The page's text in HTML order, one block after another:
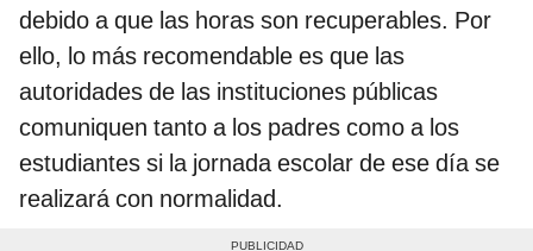
debido a que las horas son recuperables. Por
ello, lo más recomendable es que las
autoridades de las instituciones públicas
comuniquen tanto a los padres como a los
estudiantes si la jornada escolar de ese día se
realizará con normalidad.